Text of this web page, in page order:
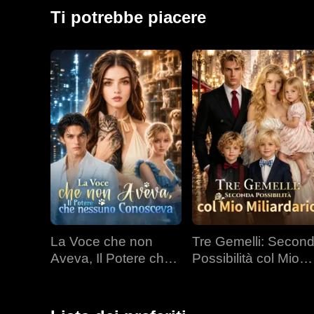
Abituato a controllare ogni cosa, ora deve affrontare
Ti potrebbe piacere
La Voce che non
Aveva, Il Potere che
Tre Gemelli:
Possibilità col Mio